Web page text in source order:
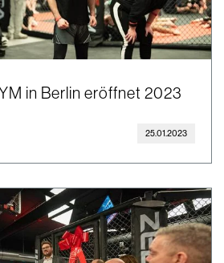
in Berlin eröffnet 2023
25.01.2023